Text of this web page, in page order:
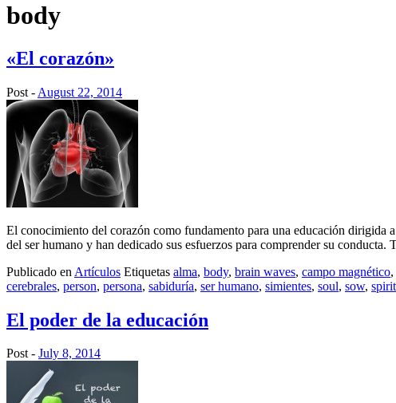
body
«El corazón»
Post - August 22, 2014
El conocimiento del corazón como fundamento para una educación dirigida
del ser humano y han dedicado sus esfuerzos para comprender su conducta.
Publicado en Artículos Etiquetas alma, body, brain waves, campo magnético,
cerebrales, person, persona, sabiduría, ser humano, simientes, soul, sow, spirit
El poder de la educación
Post - July 8, 2014